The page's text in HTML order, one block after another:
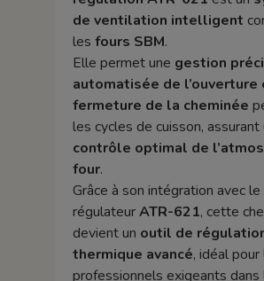
de ventilation intelligent
les fours SBM.
Elle permet une gestion
automatisée de l’ouverture
fermeture de la cheminée
les cycles de cuisson, assurant
contrôle optimal de
four.
Grâce à son intégration avec le
régulateurATR-621, cette
devient un outil de
thermique avancé, idéal pour
professionnels exigeants dans